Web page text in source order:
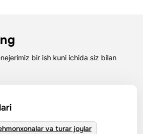
bir ish kuni ichida siz bilan
va turar joylar